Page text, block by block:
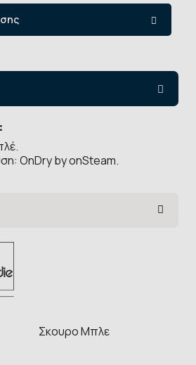
OnDry by onSteam.
Σκουρο Μπλε